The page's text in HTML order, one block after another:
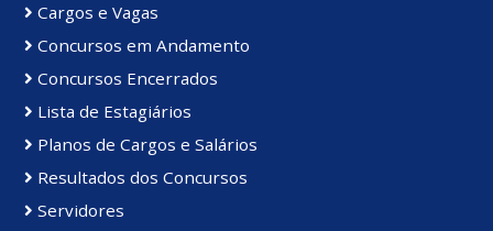
Cargos e Vagas
Concursos em Andamento
Concursos Encerrados
Lista de Estagiários
Planos de Cargos e Salários
Resultados dos Concursos
Servidores